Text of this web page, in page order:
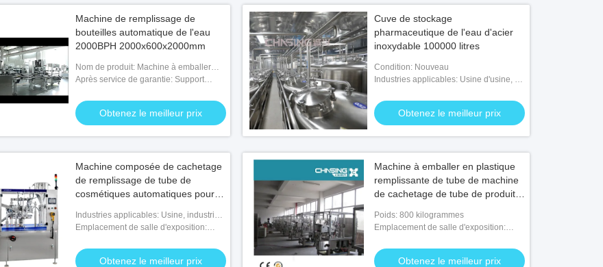
Machine de remplissage de
bouteilles automatique de l'eau
2000BPH 2000x600x2000mm
Nom de produit: Machine à emballer
remplissante de poche liquide
Après service de garantie: Support
maintenance sur le terrain de pièces de
rechange, et servi
Obtenez le meilleur prix
Cuve de stockage
pharmaceutique de l'eau d'acier
inoxydable 100000 litres
Condition: Nouveau
Industries applicables: Usine d'usine, de
Obtenez le meilleur prix
Machine composée de cachetage
de remplissage de tube de
cosmétiques automatiques pour la
Industries applicables: Usine, industrie
cosmétique
Emplacement de salle d'exposition:
Obtenez le meilleur prix
Machine à emballer en plastique
remplissante de tube de machine
de cachetage de tube de produits
Poids: 800 kilogrammes
Emplacement de salle d'exposition:
Obtenez le meilleur prix